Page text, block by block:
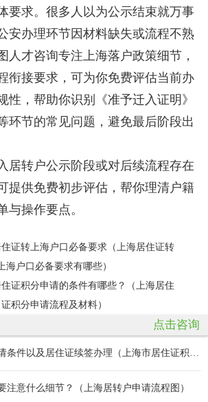
要求。很多人以为公示结束就万事
安办理环节因材料缺失或流程不熟
人才咨询专注上海落户政策细节，
衔接要求，可为你免费评估当前办
性，帮助你识别《准予迁入证明》
环节的常见问题，避免最后阶段出
转户公示阶段或对后续流程存在
提供免费初步评估，帮你理清户籍
与操作要点。
住证转上海户口必备要求（上海居住证转
上海户口必备要求有哪些）
住证积分申请的条件有哪些？（上海居住
证积分申请流程及材料）
点击咨询
注意什么细节？（上海居转户申请流程图）